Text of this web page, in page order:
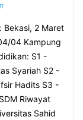
Bekasi, 2 Maret
04 Kampung
S1 -
Syariah S2 -
Hadits S3 -
Riwayat
Sahid